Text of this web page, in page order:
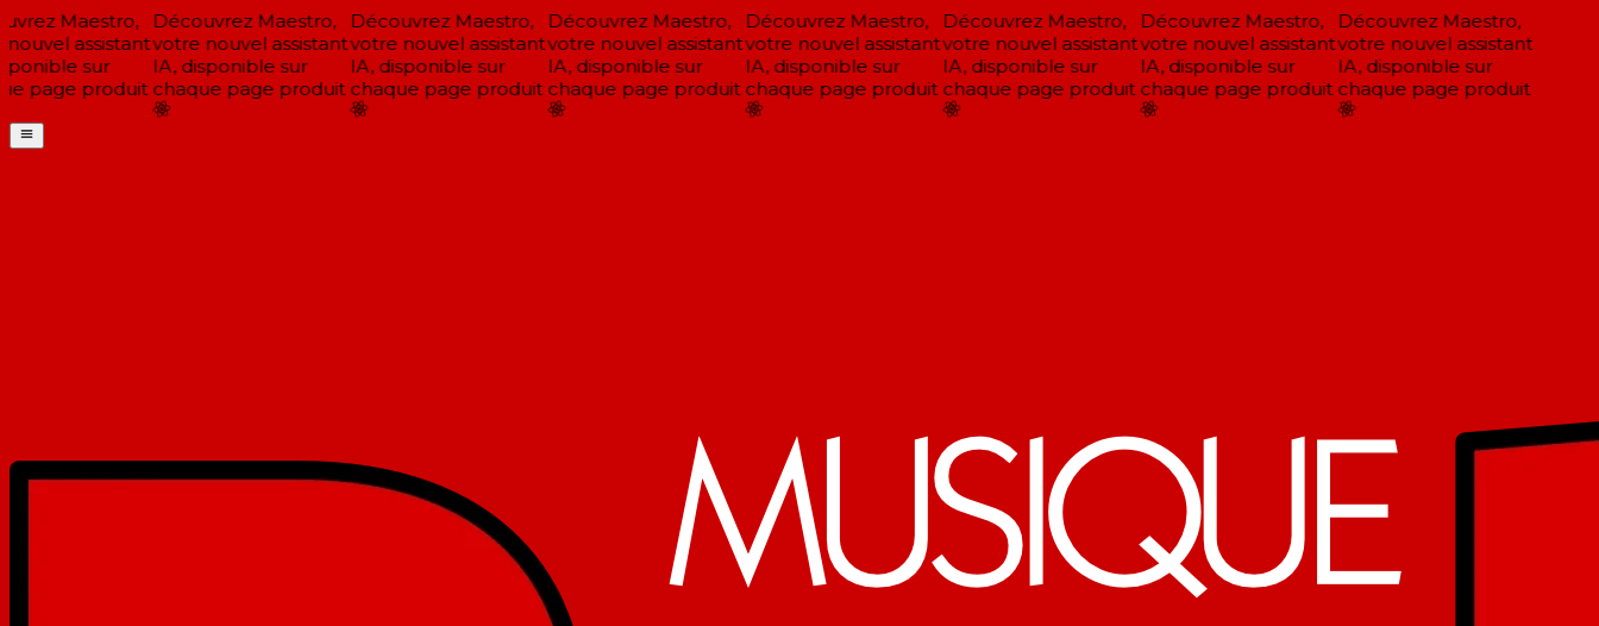
Maestro,
assistant
sur
page produit
Découvrez Maestro,
votre nouvel assistant
IA, disponible sur
chaque page produit
Découvrez Maestro,
votre nouvel assistant
IA, disponible sur
chaque page produit
Découvrez Maestro,
votre nouvel assistant
IA, disponible sur
chaque page produit
Découvrez Maestro,
votre nouvel assistant
IA, disponible sur
chaque page produit
Découvrez Maestro,
votre nouvel assistant
IA, disponible sur
chaque page produit
Découvrez Maestro,
votre nouvel assistant
IA, disponible sur
chaque page produit
Découvrez Maestro,
votre nouvel assistant
IA, disponible sur
chaque page produit